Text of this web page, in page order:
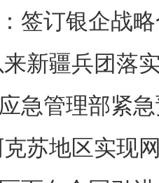
签订银企战
新疆兵团落
急管理部紧
苏地区实现